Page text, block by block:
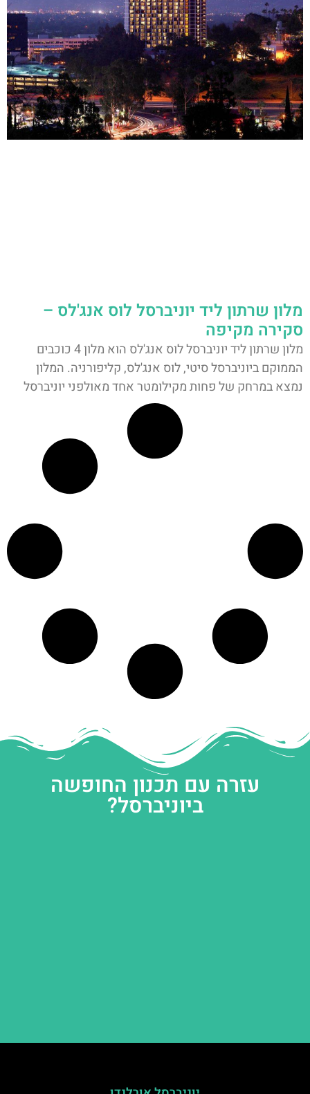
מלון שרתון ליד יוניברסל לוס אנג'לס –
סקירה מקיפה
מלון שרתון ליד יוניברסל לוס אנג'לס הוא מלון 4 כוכבים
הממוקם ביוניברסל סיטי, לוס אנג'לס, קליפורניה. המלון
נמצא במרחק של פחות מקילומטר אחד מאולפני יוניברסל
עזרה עם תכנון החופשה
ביוניברסל?